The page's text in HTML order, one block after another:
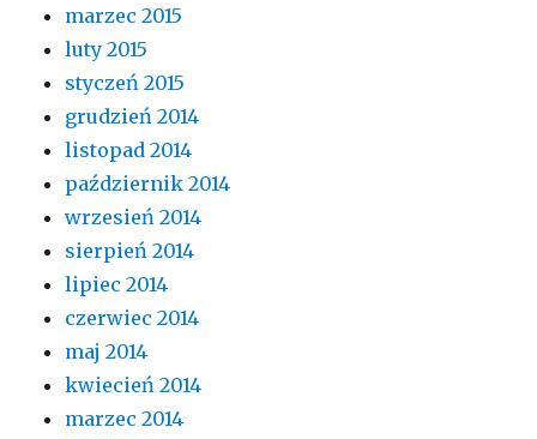
marzec 2015
luty 2015
styczeń 2015
grudzień 2014
listopad 2014
październik 2014
wrzesień 2014
sierpień 2014
lipiec 2014
czerwiec 2014
maj 2014
kwiecień 2014
marzec 2014